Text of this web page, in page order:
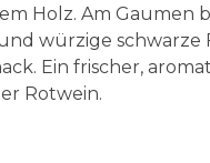
Holz. Am Gaumen
würzige schwarze
Ein frischer,
Rotwein.